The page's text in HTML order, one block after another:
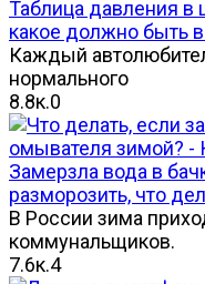
Таблица давления в
какое должно быть
Каждый
нормального
8.8к.0
Замерзла вода в
разморозить, что
В России зима
коммунальщиков.
7.6к.4